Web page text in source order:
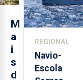
M
a
i
s
d
e cria 30
postos de
REGIONAL
Navio-
Escola